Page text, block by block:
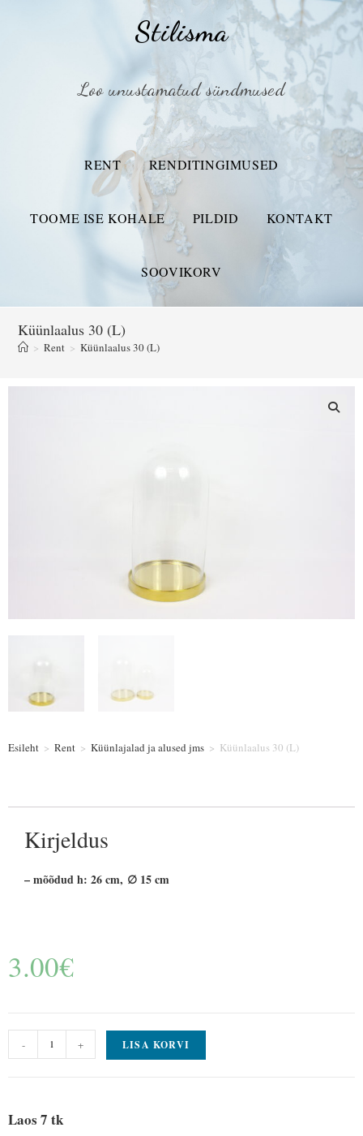
Stilisma
Loo unustamatud sündmused
RENT RENDITINGIMUSED
TOOME ISE KOHALE PILDID KONTAKT
SOOVIKORV
Küünlaalus 30 (L)
> Rent > Küünlaalus 30 (L)
Esileht > Rent > Küünlajalad ja alused jms > Küünlaalus 30 (L)
Kirjeldus
– mõõdud h: 26 cm, ∅ 15 cm
3.00€
- + LISA KORVI
Laos 7 tk